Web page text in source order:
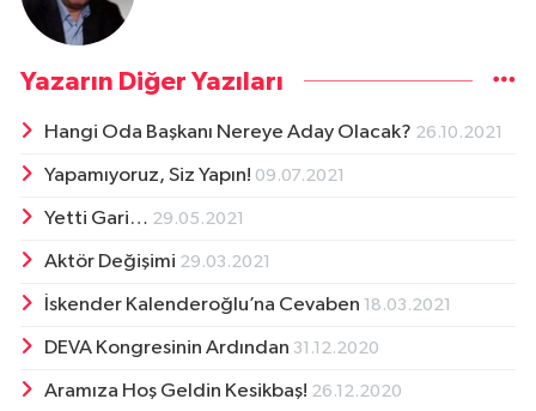
Yazarın Diğer Yazıları
Hangi Oda Başkanı Nereye Aday Olacak? 26.10.2021
Yapamıyoruz, Siz Yapın! 09.07.2021
Yetti Gari… 29.05.2021
Aktör Değişimi 29.03.2021
İskender Kalenderoğlu’na Cevaben 18.03.2021
DEVA Kongresinin Ardından 31.12.2020
Aramıza Hoş Geldin Kesikbaş! 26.12.2020